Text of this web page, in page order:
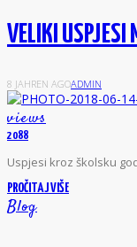
VELIKI USPJESI
8 JAHREN AGOADMIN
views
2088
Uspjesi kroz školsku
PROČITAJ VIŠE
Blog